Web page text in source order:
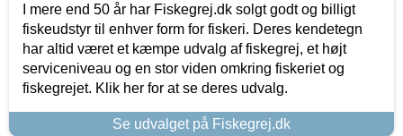
I mere end 50 år har Fiskegrej.dk solgt godt og billigt
fiskeudstyr til enhver form for fiskeri. Deres kendetegn
har altid været et kæmpe udvalg af fiskegrej, et højt
serviceniveau og en stor viden omkring fiskeriet og
fiskegrejet. Klik her for at se deres udvalg.
Se udvalget på Fiskegrej.dk